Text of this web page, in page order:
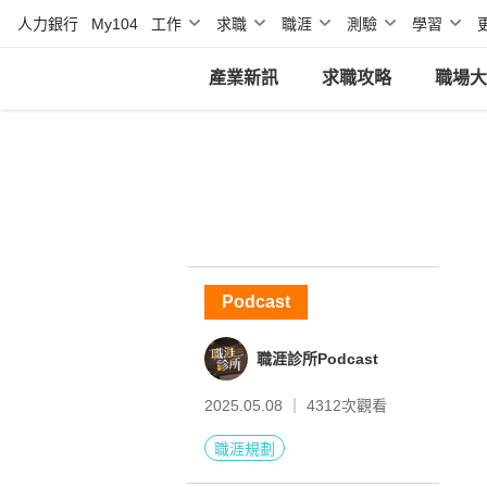
人力銀行 My104 工作 求職 職涯 測驗 學習
產業新訊 求職攻略 職場
Podcast
職涯診所Podcast
2025.05.08 ｜ 4312次觀看
職涯規劃